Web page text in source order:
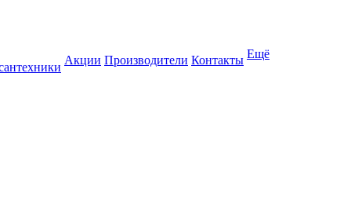
Акции Производители Контакты Ещё